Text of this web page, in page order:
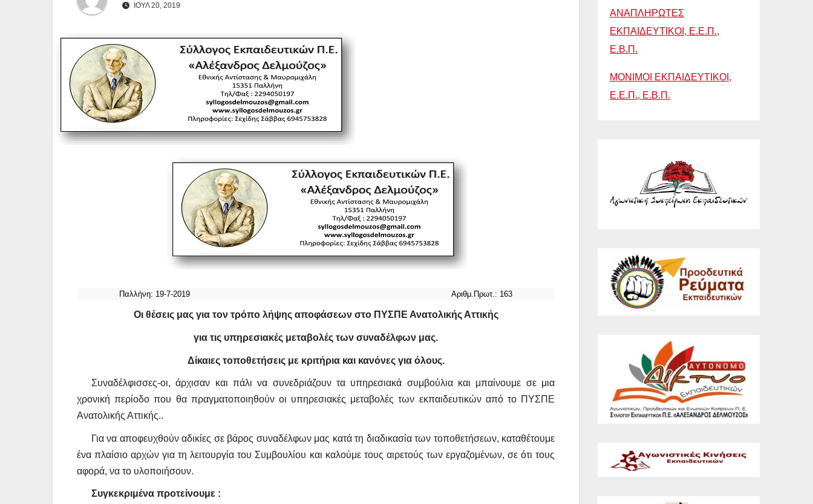
ΙΟΎΛ 20, 2019
Παλλήνη: 19-7-2019 Αριθμ.Πρωτ.: 163
Οι θέσεις μας για τον τρόπο λήψης αποφάσεων στο ΠΥΣΠΕ Ανατολικής Αττικής
για τις υπηρεσιακές μεταβολές των συναδέλφων μας.
Δίκαιες τοποθετήσεις με κριτήρια και κανόνες για όλους.
Συναδέλφισσες-οι, άρχισαν και πάλι να συνεδριάζουν τα υπηρεσιακά συμβούλια και μπαίνουμε σε μια
χρονική περίοδο που θα πραγματοποιηθούν οι υπηρεσιακές μεταβολές των εκπαιδευτικών από το ΠΥΣΠΕ
Ανατολικής Αττικής..
Για να αποφευχθούν αδικίες σε βάρος συναδέλφων μας κατά τη διαδικασία των τοποθετήσεων, καταθέτουμε
ένα πλαίσιο αρχών για τη λειτουργία του Συμβουλίου και καλούμε τους αιρετούς των εργαζομένων, σε ότι τους
αφορά, να το υλοποιήσουν.
Συγκεκριμένα προτείνουμε :
ΑΝΑΠΛΗΡΩΤΕΣ
ΕΚΠΑΙΔΕΥΤΙΚΟΙ, Ε.Ε.Π.,
Ε.Β.Π.
ΜΟΝΙΜΟΙ ΕΚΠΑΙΔΕΥΤΙΚΟΙ,
Ε.Ε.Π., Ε.Β.Π.